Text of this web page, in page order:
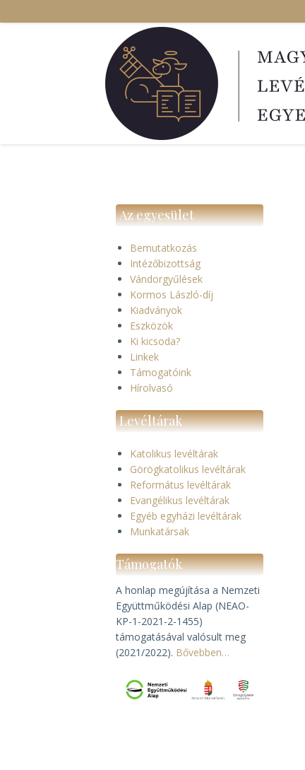
a
Az egyesület
Bemutatkozás
Intézőbizottság
Vándorgyűlések
Kormos László-díj
Kiadványok
Eszközök
Ki kicsoda?
Linkek
Támogatóink
Hírolvasó
Levéltárak
Katolikus levéltárak
Görögkatolikus levéltárak
Református levéltárak
Evangélikus levéltárak
Egyéb egyházi levéltárak
Munkatársak
Támogatók
A honlap megújítása a Nemzeti
Együttműködési Alap (NEAO-
KP-1-2021-2-1455)
támogatásával valósult meg
(2021/2022). Bővebben…